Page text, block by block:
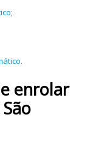
;
.
enrolar